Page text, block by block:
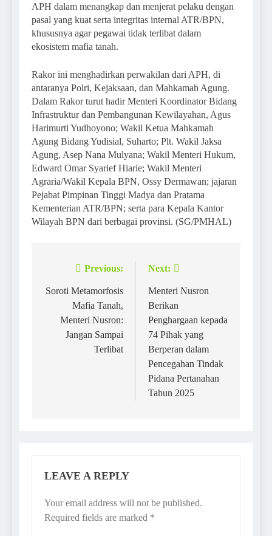
APH dalam menangkap dan menjerat pelaku dengan
pasal yang kuat serta integritas internal ATR/BPN,
khususnya agar pegawai tidak terlibat dalam
ekosistem mafia tanah.
Rakor ini menghadirkan perwakilan dari APH, di
antaranya Polri, Kejaksaan, dan Mahkamah Agung.
Dalam Rakor turut hadir Menteri Koordinator Bidang
Infrastruktur dan Pembangunan Kewilayahan, Agus
Harimurti Yudhoyono; Wakil Ketua Mahkamah
Agung Bidang Yudisial, Suharto; Plt. Wakil Jaksa
Agung, Asep Nana Mulyana; Wakil Menteri Hukum,
Edward Omar Syarief Hiarie; Wakil Menteri
Agraria/Wakil Kepala BPN, Ossy Dermawan; jajaran
Pejabat Pimpinan Tinggi Madya dan Pratama
Kementerian ATR/BPN; serta para Kepala Kantor
Wilayah BPN dari berbagai provinsi. (SG/PMHAL)
navigation
Previous:
Soroti Metamorfosis
Mafia Tanah,
Menteri Nusron:
Jangan Sampai
Terlibat
Next:
Menteri Nusron
Berikan
Penghargaan kepada
74 Pihak yang
Berperan dalam
Pencegahan Tindak
Pidana Pertanahan
Tahun 2025
LEAVE A REPLY
Your email address will not be published.
Required fields are marked *